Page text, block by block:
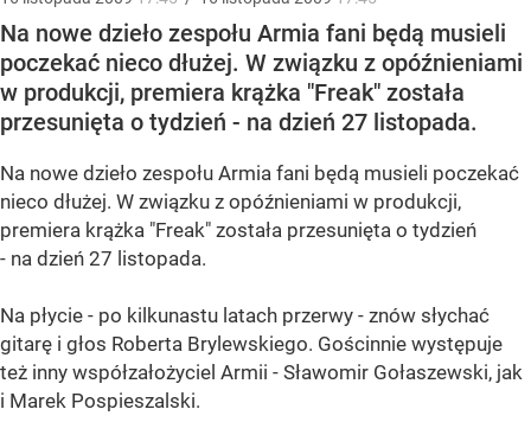
Na nowe dzieło zespołu Armia fani będą musieli
poczekać nieco dłużej. W związku z opóźnieniami
w produkcji, premiera krążka "Freak" została
przesunięta o tydzień - na dzień 27 listopada.
Na nowe dzieło zespołu Armia fani będą musieli poczekać
nieco dłużej. W związku z opóźnieniami w produkcji,
premiera krążka "Freak" została przesunięta o tydzień
- na dzień 27 listopada.
Na płycie - po kilkunastu latach przerwy - znów słychać
gitarę i głos Roberta Brylewskiego. Gościnnie występuje
też inny współzałożyciel Armii - Sławomir Gołaszewski, jak
i Marek Pospieszalski.